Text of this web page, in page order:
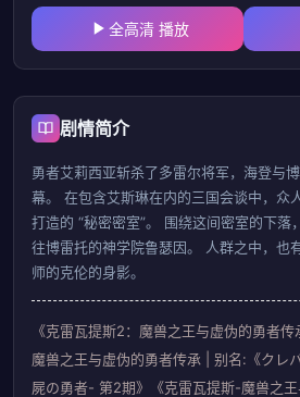
络绎不绝地前往博雷托的神学院鲁瑟因
为卢纳专属魔法导师的克伦的身影。
全高清 播放
剧情简介
勇者艾莉西亚斩杀了多雷尔将军，海登与
幕。 在包含艾斯琳在内的三国会谈中，众
打造的 “秘密密室”。 围绕这间密室的下落
往博雷托的神学院鲁瑟因。 人群之中，也
师的克伦的身影。
《克雷瓦提斯2：魔兽之王与虚伪的勇者传
魔兽之王与虚伪的勇者传承 | 别名:《クレ
屍の勇者- 第2期》《克雷瓦提斯-魔兽之